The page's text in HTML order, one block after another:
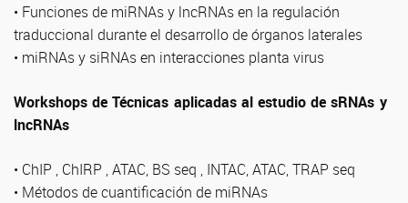
• Funciones de miRNAs y lncRNAs en la regulación
traduccional durante el desarrollo de órganos laterales
• miRNAs y siRNAs en interacciones planta virus
Workshops de Técnicas aplicadas al estudio de sRNAs y
lncRNAs
• ChIP , ChIRP , ATAC, BS seq , INTAC, ATAC, TRAP seq
• Métodos de cuantificación de miRNAs